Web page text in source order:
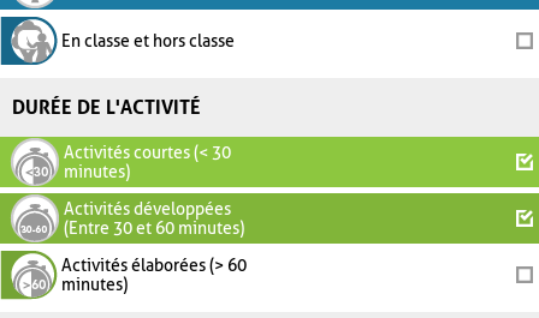
En classe et hors classe
DURÉE DE L'ACTIVITÉ
Activités courtes (< 30
minutes)
Activités développées
(Entre 30 et 60 minutes)
Activités élaborées (> 60
minutes)